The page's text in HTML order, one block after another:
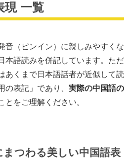
現 一覧
音（ピンイン）に親しみやすくな
本語読みを併記しています。ただ
あくまで日本語話者が近似して読
の表記」であり、 実際の中国語の
とをご理解ください。
まつわる美しい中国語表